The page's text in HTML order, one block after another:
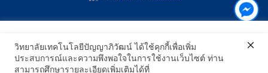
SHOW LOCATION ON MAP
เราใช้คุกกี้เพื่อเพิ่มประสิทธิภาพ และประสบการณ์ที่ดีในการใช้งาน
เว็บไซต์ เมื่อคุณกดยอมรับเราจะสามารถเลือกแสดงสิ่งที่น่าสนใจสำหรับ
คุณได้โดยเฉพาะ และหากคุณต้องการเปลี่ยนการตั้งค่าของคุกกี้
วิทยาลัยเทคโนโลยีปัญญาภิวัฒน์ ได้ใช้คุกกี้เพื่อเพิ่ม
ประสบการณ์และความพึงพอใจในการใช้งานเว็บไซต์ ท่าน
สามารถศึกษารายละเอียดเพิ่มเติมได้ที่